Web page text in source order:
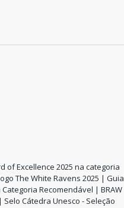
of Excellence 2025 na categoria
The White Ravens 2025 | Guia
Recomendável | BRAW
Cátedra Unesco - Seleção